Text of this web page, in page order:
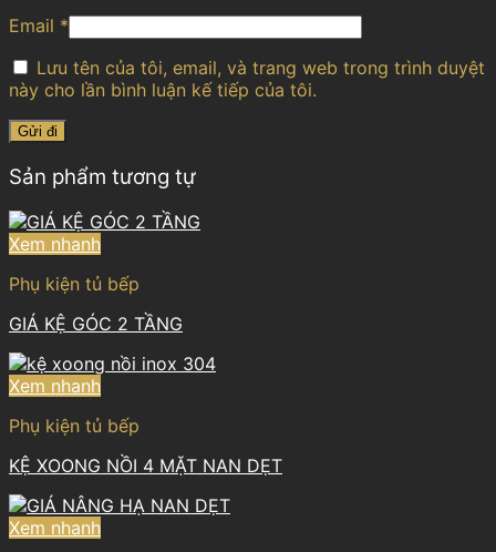
Email *
Lưu tên của tôi, email, và trang web trong trình duyệt
này cho lần bình luận kế tiếp của tôi.
Sản phẩm tương tự
Xem nhanh
Phụ kiện tủ bếp
GIÁ KỆ GÓC 2 TẦNG
Xem nhanh
Phụ kiện tủ bếp
KỆ XOONG NỒI 4 MẶT NAN DẸT
Xem nhanh